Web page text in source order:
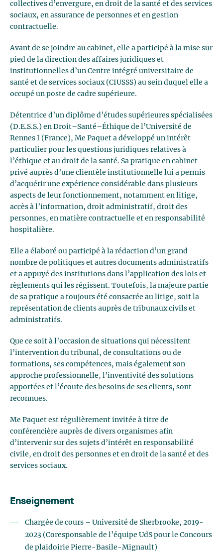
collectives d’envergure, en droit de la santé et des services
sociaux, en assurance de personnes et en gestion
contractuelle.
Avant de se joindre au cabinet, elle a participé à la mise sur
pied de la direction des affaires juridiques et
institutionnelles d’un Centre intégré universitaire de
santé et de services sociaux (CIUSSS) au sein duquel elle a
occupé un poste de cadre supérieure.
Détentrice d’un diplôme d’études supérieures spécialisées
(D.E.S.S.) en Droit–Santé–Éthique de l’Université de
Rennes I (France), Me Paquet a développé un intérêt
particulier pour les questions juridiques relatives à
l’éthique et au droit de la santé. Sa pratique en cabinet
privé auprès d’une clientèle institutionnelle lui a permis
d’acquérir une expérience considérable dans plusieurs
aspects de leur fonctionnement, notamment en litige,
accès à l’information, droit administratif, droit des
personnes, en matière contractuelle et en responsabilité
hospitalière.
Elle a élaboré ou participé à la rédaction d’un grand
nombre de politiques et autres documents administratifs
et a appuyé des institutions dans l’application des lois et
règlements qui les régissent. Toutefois, la majeure partie
de sa pratique a toujours été consacrée au litige, soit la
représentation de clients auprès de tribunaux civils et
administratifs.
Que ce soit à l’occasion de situations qui nécessitent
l’intervention du tribunal, de consultations ou de
formations, ses compétences, mais également son
approche professionnelle, l’inventivité des solutions
apportées et l’écoute des besoins de ses clients, sont
reconnues.
Me Paquet est régulièrement invitée à titre de
conférencière auprès de divers organismes afin
d’intervenir sur des sujets d’intérêt en responsabilité
civile, en droit des personnes et en droit de la santé et des
services sociaux.
Enseignement
Chargée de cours – Université de Sherbrooke, 2019-
2023 (Coresponsable de l’équipe UdS pour le Concours
de plaidoirie Pierre-Basile-Mignault)